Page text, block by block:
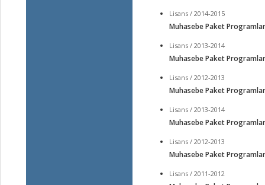
Lisans / 2014-2015
Muhasebe Paket
Lisans / 2013-2014
Muhasebe Paket
Lisans / 2012-2013
Muhasebe Paket
Lisans / 2013-2014
Muhasebe Paket
Lisans / 2012-2013
Muhasebe Paket
Lisans / 2011-2012